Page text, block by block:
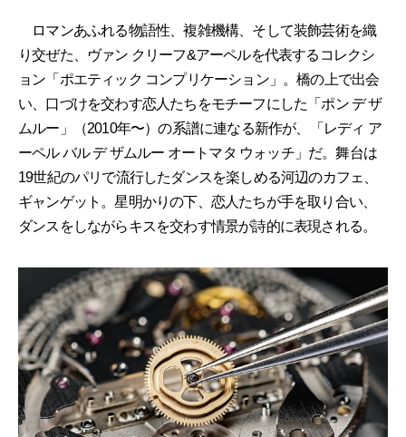
ロマンあふれる物語性、複雑機構、そして装飾芸術を織
り交ぜた、ヴァン クリーフ&アーペルを代表するコレクシ
ョン「ポエティック コンプリケーション」。橋の上で出会
い、口づけを交わす恋人たちをモチーフにした「ポン デ ザ
ムルー」（2010年〜）の系譜に連なる新作が、「レディ ア
ーペル バル デ ザムルー オートマタ ウォッチ」だ。舞台は
19世紀のパリで流行したダンスを楽しめる河辺のカフェ、
ギャンゲット。星明かりの下、恋人たちが手を取り合い、
ダンスをしながらキスを交わす情景が詩的に表現される。